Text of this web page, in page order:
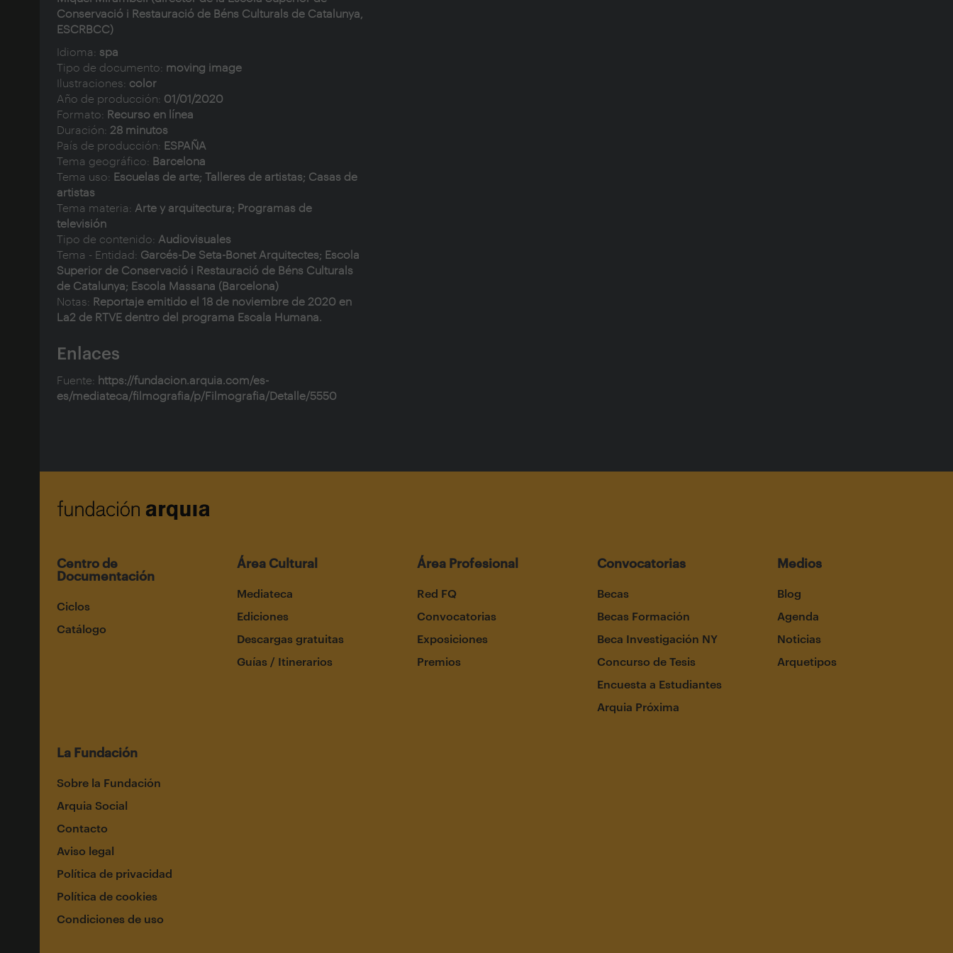
Conservació i Restauració de Béns Culturals de Catalunya,
ESCRBCC)
Idioma: spa
Tipo de documento: moving image
Ilustraciones: color
Año de producción: 01/01/2020
Formato: Recurso en línea
Duración: 28 minutos
País de producción: ESPAÑA
Tema geográfico: Barcelona
Tema uso: Escuelas de arte; Talleres de artistas; Casas de
artistas
Tema materia: Arte y arquitectura; Programas de
televisión
Tipo de contenido: Audiovisuales
Tema - Entidad: Garcés-De Seta-Bonet Arquitectes; Escola
Superior de Conservació i Restauració de Béns Culturals
de Catalunya; Escola Massana (Barcelona)
Notas: Reportaje emitido el 18 de noviembre de 2020 en
La2 de RTVE dentro del programa Escala Humana.
Enlaces
Fuente: https://fundacion.arquia.com/es-
es/mediateca/filmografia/p/Filmografia/Detalle/5550
Centro de
Documentación
Ciclos
Catálogo
Área Cultural
Mediateca
Ediciones
Descargas gratuitas
Guías / Itinerarios
Área Profesional
Red FQ
Convocatorias
Exposiciones
Premios
Convocatorias
Becas
Becas Formación
Beca Investigación NY
Concurso de Tesis
Encuesta a Estudiantes
Arquia Próxima
Medios
Blog
Agenda
Noticias
Arquetipos
La Fundación
Sobre la Fundación
Arquia Social
Contacto
Aviso legal
Política de privacidad
Política de cookies
Condiciones de uso